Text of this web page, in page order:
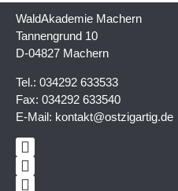
WaldAkademie Machern
Tannengrund 10
D-04827 Machern
Tel.: 034292 633533
Fax: 034292 633540
E-Mail: kontakt@ostzigartig.de